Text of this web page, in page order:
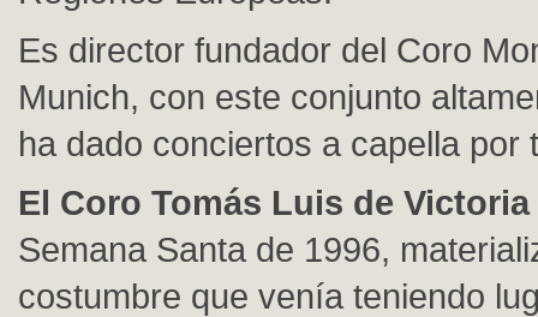
Es director fundador del Coro
Munich, con este conjunto
ha dado conciertos a capella por
El Coro Tomás Luis de Victoria
Semana Santa de 1996,
costumbre que venía teniendo